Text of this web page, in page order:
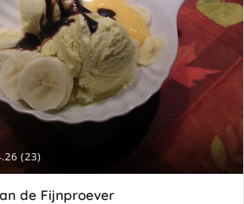
(23)
de Fijnproever